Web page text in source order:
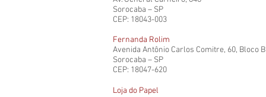
Sorocaba – SP
CEP: 18043-003
Fernanda Rolim
Avenida Antônio Carlos Comitre, 60, Bloco B
Sorocaba – SP
CEP: 18047-620
Loja do Papel